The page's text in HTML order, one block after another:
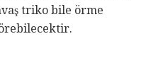
triko bile örme